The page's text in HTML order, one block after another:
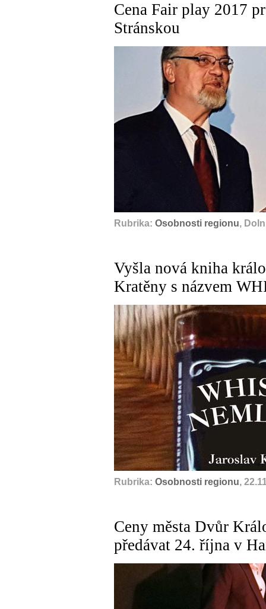
Cena Fair play 2017
Stránskou
Rubrika: Osobnosti regionu,
Vyšla nová kniha
Kratěny s názvem
Rubrika: Osobnosti regionu,
Ceny města Dvůr
předávat 24. října v